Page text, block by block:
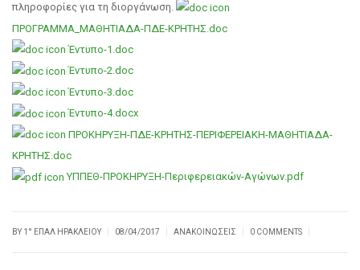
πληροφορίες για τη διοργάνωση.
ΠΡΟΓΡΑΜΜΑ_ΜΑΘΗΤΙΑΔΑ-ΠΔΕ-ΚΡΗΤΗΣ.doc
Έντυπο-1.doc
Έντυπο-2.doc
Έντυπο-3.doc
Έντυπο-4.docx
ΠΡΟΚΗΡΥΞΗ-ΠΔΕ-ΚΡΗΤΗΣ-ΠΕΡΙΦΕΡΕΙΑΚΗ-ΜΑΘΗΤΙΑΔΑ-
ΚΡΗΤΗΣ.doc
ΥΠΠΕΘ-ΠΡΟΚΗΡΥΞΗ-Περιφερειακών-Αγώνων.pdf
BY1° ΕΠΑΛ ΗΡΑΚΛΕΊΟΥ 08/04/2017 ΑΝΑΚΟΙΝΏΣΕΙΣ 0 COMMENTS